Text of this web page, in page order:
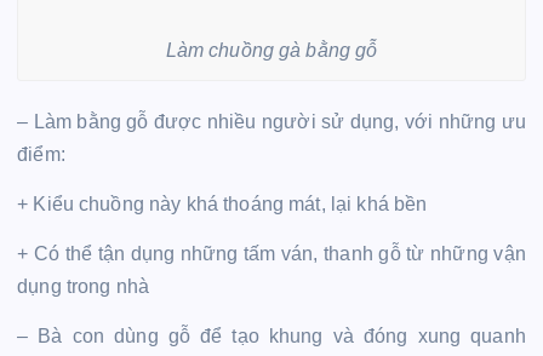
Làm chuồng gà bằng gỗ
– Làm bằng gỗ được nhiều người sử dụng, với những ưu
điểm:
+ Kiểu chuồng này khá thoáng mát, lại khá bền
+ Có thể tận dụng những tấm ván, thanh gỗ từ những vận
dụng trong nhà
– Bà con dùng gỗ để tạo khung và đóng xung quanh